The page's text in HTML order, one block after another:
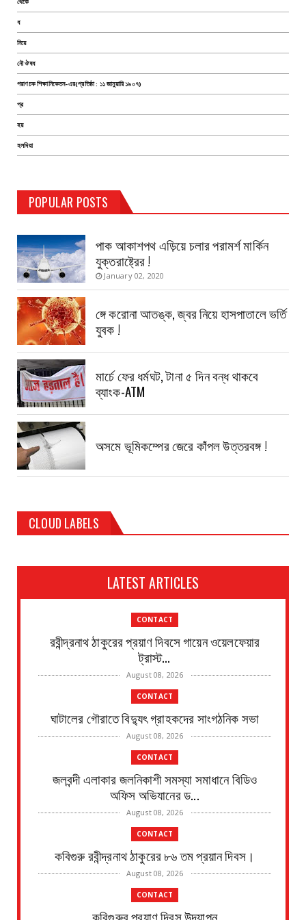
ধ
নিয়ে
নৌ ঔষধ
পরাণচক শিক্ষানিকেতন-এর(প্রতিষ্ঠা : ১১ জানুয়ারি ১৯০৭)
প্র
হয়
হলদিয়া
POPULAR POSTS
TEST PAGE
August 14, 2019
পাক আকাশপথ এড়িয়ে চলার পরামর্শ মার্কিন
যুক্তরাষ্ট্রের !
January 02, 2020
ঙ্গে করোনা আতঙ্ক, জ্বর নিয়ে হাসপাতালে ভর্তি
যুবক !
মার্চে ফের ধর্মঘট, টানা ৫ দিন বন্ধ থাকবে
ব্যাংক-ATM
অসমে ভূমিকম্পের জেরে কাঁপল উত্তরবঙ্গ !
CLOUD LABELS
LATEST ARTICLES
CONTACT
রবীন্দ্রনাথ ঠাকুরের প্রয়াণ দিবসে গায়েন ওয়েলফেয়ার
ট্রাস্ট...
August 08, 2026
CONTACT
ঘাটালের গৌরাতে বিদ্যুৎ গ্রাহকদের সাংগঠনিক সভা
August 08, 2026
CONTACT
জলবন্দী এলাকার জলনিকাশী সমস্যা সমাধানে বিডিও
অফিস অভিযানের ড...
August 08, 2026
CONTACT
কবিগুরু রবীন্দ্রনাথ ঠাকুরের ৮৬ তম প্রয়ান দিবস।
August 08, 2026
CONTACT
কবিগুরুর প্রয়াণ দিবস উদযাপন